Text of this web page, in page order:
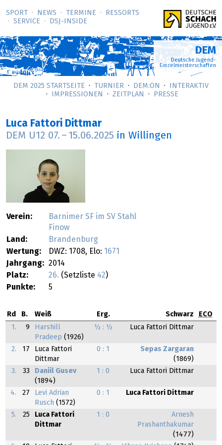
SPORT NEWS TERMINE
RESSORTS
SERVICE
DSJ-­INSIDE
DEM
Deutsche Jugend-
Einzelmeisterschaften
DEM 2025 STARTSEITE TURNIER DEM:ON
INTERAKTIV
IMPRESSIONEN
ZEITPLAN PRESSE
Luca Fattori Dittmar
DEM U12 07. – 15.06.2025 in Willingen
Verein:
Barnimer SF im SV Stahl
Finow
Land:
Brandenburg
Wertung:
DWZ: 1708, Elo: 1671
Jahrgang: 2014
Platz:
26. (Setzliste 42)
Punkte:
5
Rd B. Weiß Erg. Schwarz
ECO
1.
9
Harshill
Pradeep (1926)
½ : ½ Luca Fattori Dittmar
2. 17
Luca Fattori
Dittmar
0 : 1
Sepas Zargaran
(1869)
3.
33
Daniil Gusev
(1894)
1 : 0 Luca Fattori Dittmar
4. 27
Levi Adrian
Rusch (1572)
0 : 1 Luca Fattori Dittmar
5. 25
Luca Fattori
Dittmar
1 : 0
Arnesh
Prashanthakumar
(1477)